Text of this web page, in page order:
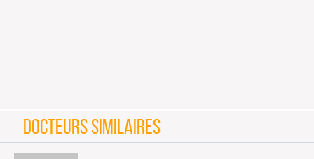
DOCTEURS SIMILAIRES